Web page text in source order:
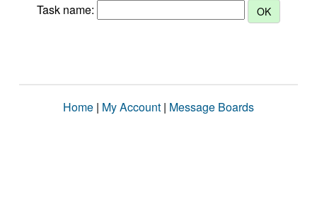
Task name:
Home | My Account | Message Boards